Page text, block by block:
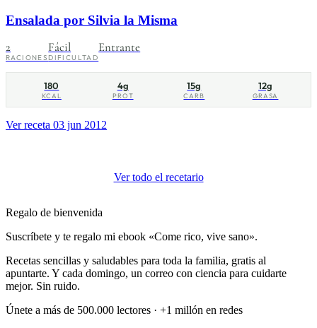
Ensalada por Silvia la Misma
2
RACIONES
Fácil
DIFICULTAD
Entrante
180
KCAL
4g
PROT
15g
CARB
12g
GRASA
Ver receta 03 jun 2012
Ver todo el recetario
Regalo de bienvenida
Suscríbete y te regalo mi ebook «Come rico, vive sano».
Recetas sencillas y saludables para toda la familia, gratis al
apuntarte. Y cada domingo, un correo con ciencia para cuidarte
mejor. Sin ruido.
Únete a más de 500.000 lectores · +1 millón en redes